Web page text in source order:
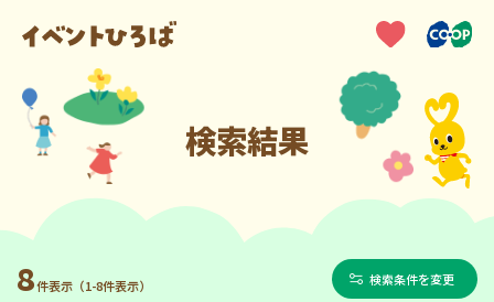
検索結果
8件表示（1-8件表示） 検索条件を変更